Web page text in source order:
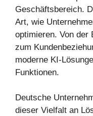
Geschäftsbereich.
Art, wie
optimieren. Von der
zum
moderne KI-
Funktionen.
Deutsche
dieser Vielfalt an